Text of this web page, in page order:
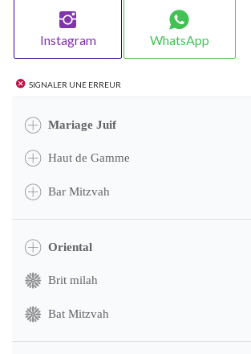
Instagram WhatsApp
Signaler une erreur
Mariage Juif
Haut de Gamme
Bar Mitzvah
Oriental
Brit milah
Bat Mitzvah